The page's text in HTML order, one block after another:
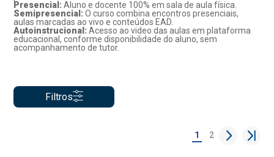
Presencial:Aluno e docente 100% em sala de aula física.
Semipresencial:O curso combina encontros presenciais,
aulas marcadas ao vivo e conteúdos EAD.
Autoinstrucional:Acesso ao video das aulas em plataforma
educacional, conforme disponibilidade do aluno, sem
acompanhamento de tutor.
Filtros
1 2